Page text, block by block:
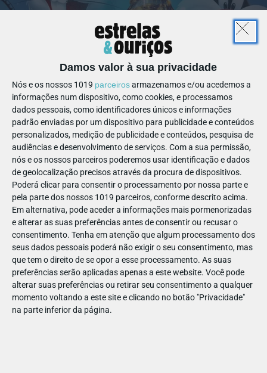
Damos valor à sua privacidade
Nós e os nossos 1019 parceirosarmazenamos e/ou acedemos a
informações num dispositivo, como cookies, e processamos
dados pessoais, como identificadores únicos e informações
padrão enviadas por um dispositivo para publicidade e conteúdos
personalizados, medição de publicidade e conteúdos, pesquisa de
audiências e desenvolvimento de serviços. Com a sua permissão,
nós e os nossos parceiros poderemos usar identificação e dados
de geolocalização precisos através da procura de dispositivos.
Poderá clicar para consentir o processamento por nossa parte e
pela parte dos nossos 1019 parceiros, conforme descrito acima.
Em alternativa, pode aceder a informações mais pormenorizadas
e alterar as suas preferências antes de consentir ou recusar o
consentimento. Tenha em atenção que algum processamento dos
seus dados pessoais poderá não exigir o seu consentimento, mas
que tem o direito de se opor a esse processamento. As suas
preferências serão aplicadas apenas a este website. Você pode
alterar suas preferências ou retirar seu consentimento a qualquer
momento voltando a este site e clicando no botão "Privacidade"
na parte inferior da página.
DEZ 18
Viagens El Corte Inglés passatempo Parque
Warner e hotel família e Looney Tunes